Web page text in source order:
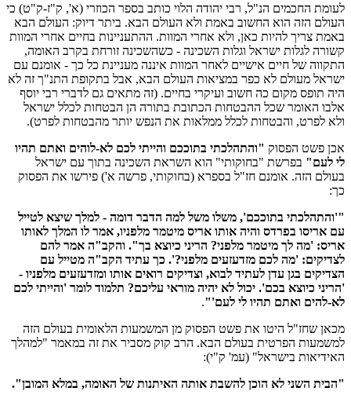
לעומת החכמים הנ"ל, רבי יהודה הלוי כותב בספר הכוזרי (א', ק"ז-ק"ט) כי
העולם הזה הוא החשוב באמת ולא העולם הבא. ביתר דיוק: העולם הבא
באמת צריך להיות כאן, ולא אחרי המוות. ההתעניינות בחיים אחרי המוות
קשורה לגלות ישראל וגלות השכינה - כשהשכינה זורחת בקרב האומה,
התקווה של חיים אישיים לאחר המוות איננה מעניינת כל כך - אומנם עם
ישראל מעולם לא כפר במציאות העולם הבא, אבל בתקופת התנ"ך זה לא
היה תופס מקום כה חשוב ועיקרי בחיים. (זה מתאים גם לדברי רבי יוסף
אלבו האומר שכל ההבטחות הכתובת בתורה הן הבטחות לכלל ישראל
ולא לפרט, והבטחות לכלל ממלאות את הנפש יותר מהבטחות לפרט).
אכן פשט הפסוק "והתהלכתי בתוככם והייתי לכם לא-לוהים ואתם תהיו
לי לעם" בפרשת "בחוקותי" הוא השראת השכינה בתוך עם ישראל
בעולם הזה. אומנם חז"ל בספרא (בחוקותי, פרשה א') פירשו את הפסוק
כך:
"'והתהלכתי בתוככם', משלו משל למה הדבר דומה - למלך שיצא לטייל
עם אריסו בפרדס והיה אותו אריס מיטמר מלפניו, אמר לו המלך לאותו
אריס: 'מה לך מיטמר מלפני? הריני כיוצא בך". והקב"ה אמר להם
לצדיקים: 'מה לכם מזדעזעים מלפני?'. כך עתיד הקב"ה מטייל עם
הצדיקים בגן עדן לעתיד לבוא, וצדיקים רואים אותו ומזדעזעים מלפניו -
'הריני כיוצא בכם'. יכול לא יהיה מוראי עליכם? תלמוד לומר 'והייתי לכם
לא-להים ואתם תהיו לי לעם'".
מכאן שחז"ל היטו את פשט הפסוק מן המשמעות הלאומית בעולם הזה
למשמעות הפרטית בעולם הבא. הרב קוק מסביר את זה במאמר "למהלך
האידיאות בישראל" (עמ' ק"י):
"הבית השני לא הוכן להשבת אותה האיתנות של האומה, במלא המובן".